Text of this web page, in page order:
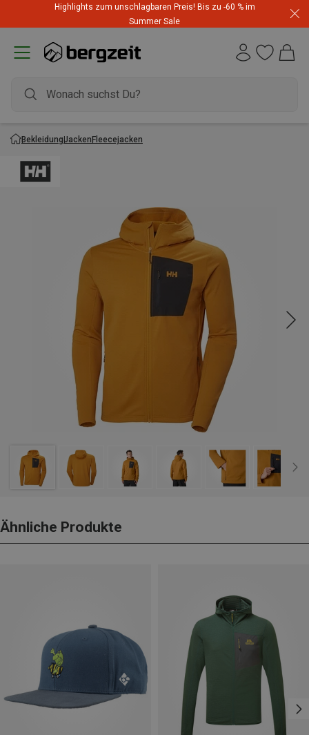
Highlights zum unschlagbaren Preis! Bis zu -60 % im
Summer Sale
BekleidungJackenFleecejacken
Ähnliche Produkte